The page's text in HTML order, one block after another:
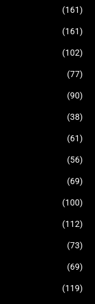
(161)
(161)
(102)
(77)
(90)
(38)
(61)
(56)
(69)
(100)
(112)
(73)
(69)
(119)